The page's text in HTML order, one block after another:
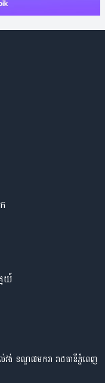
យ៍
ង់ ខណ្ឌ៧មករា រាជធានីភ្នំពេញ